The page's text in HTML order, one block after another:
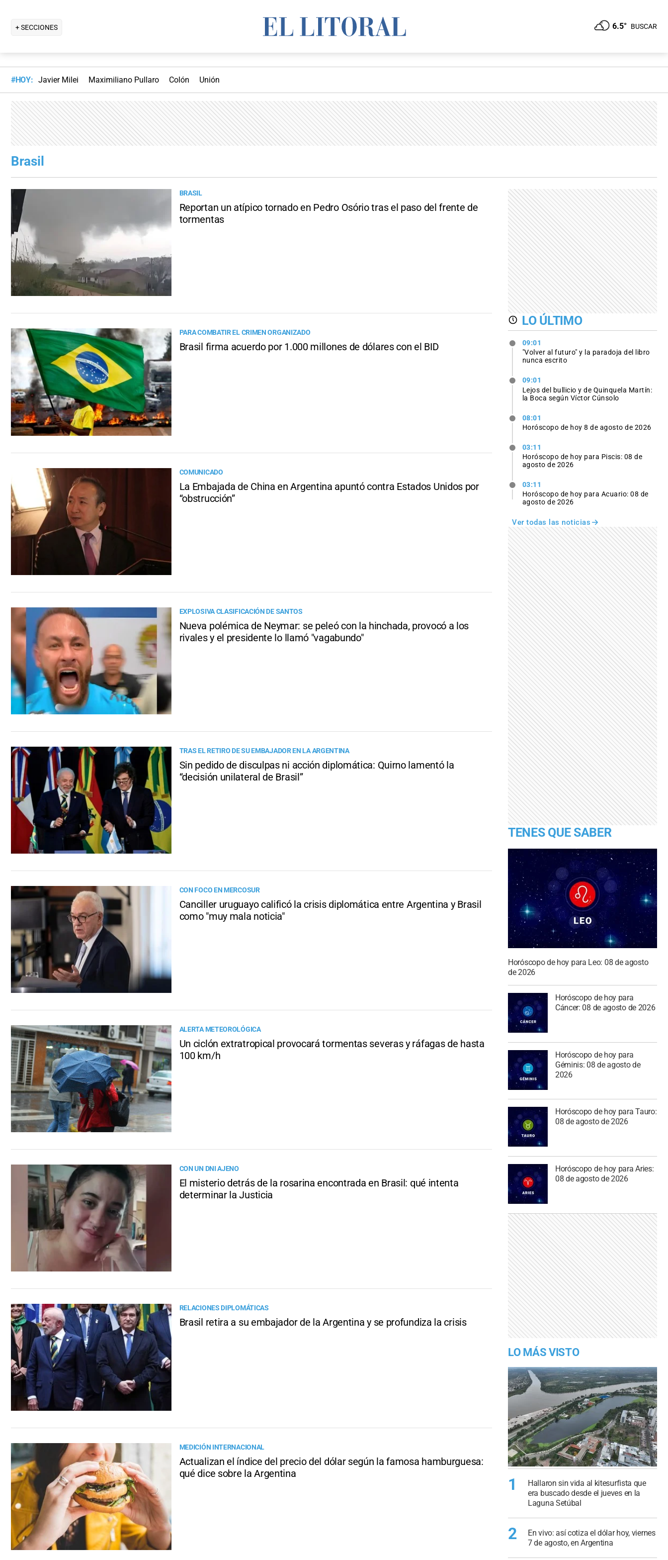
+ SECCIONES 6.5° BUSCAR
#HOY: Javier Milei Maximiliano Pullaro Colón Unión
Brasil
BRASIL
Reportan un atípico tornado en Pedro Osório tras el paso del frente de
tormentas
PARA COMBATIR EL CRIMEN ORGANIZADO
Brasil firma acuerdo por 1.000 millones de dólares con el BID
COMUNICADO
La Embajada de China en Argentina apuntó contra Estados Unidos por
“obstrucción”
EXPLOSIVA CLASIFICACIÓN DE SANTOS
Nueva polémica de Neymar: se peleó con la hinchada, provocó a los
rivales y el presidente lo llamó "vagabundo"
TRAS EL RETIRO DE SU EMBAJADOR EN LA ARGENTINA
Sin pedido de disculpas ni acción diplomática: Quirno lamentó la
“decisión unilateral de Brasil”
CON FOCO EN MERCOSUR
Canciller uruguayo calificó la crisis diplomática entre Argentina y Brasil
como "muy mala noticia"
ALERTA METEOROLÓGICA
Un ciclón extratropical provocará tormentas severas y ráfagas de hasta
100 km/h
CON UN DNI AJENO
El misterio detrás de la rosarina encontrada en Brasil: qué intenta
determinar la Justicia
RELACIONES DIPLOMÁTICAS
Brasil retira a su embajador de la Argentina y se profundiza la crisis
MEDICIÓN INTERNACIONAL
Actualizan el índice del precio del dólar según la famosa hamburguesa:
qué dice sobre la Argentina
LO ÚLTIMO
09:01
"Volver al futuro" y la paradoja del libro
nunca escrito
09:01
Lejos del bullicio y de Quinquela Martín:
la Boca según Víctor Cúnsolo
08:01
Horóscopo de hoy 8 de agosto de 2026
03:11
Horóscopo de hoy para Piscis: 08 de
agosto de 2026
03:11
Horóscopo de hoy para Acuario: 08 de
agosto de 2026
Ver todas las noticias
TENES QUE SABER
Horóscopo de hoy para Leo: 08 de agosto
de 2026
Horóscopo de hoy para
Cáncer: 08 de agosto de 2026
Horóscopo de hoy para
Géminis: 08 de agosto de
2026
Horóscopo de hoy para Tauro:
08 de agosto de 2026
Horóscopo de hoy para Aries:
08 de agosto de 2026
LO MÁS VISTO
1
Hallaron sin vida al kitesurfista que
era buscado desde el jueves en la
Laguna Setúbal
2
En vivo: así cotiza el dólar hoy, viernes
7 de agosto, en Argentina